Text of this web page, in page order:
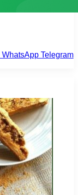
WhatsApp Telegram